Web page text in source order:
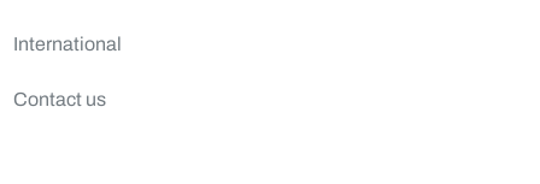
International
Contact us